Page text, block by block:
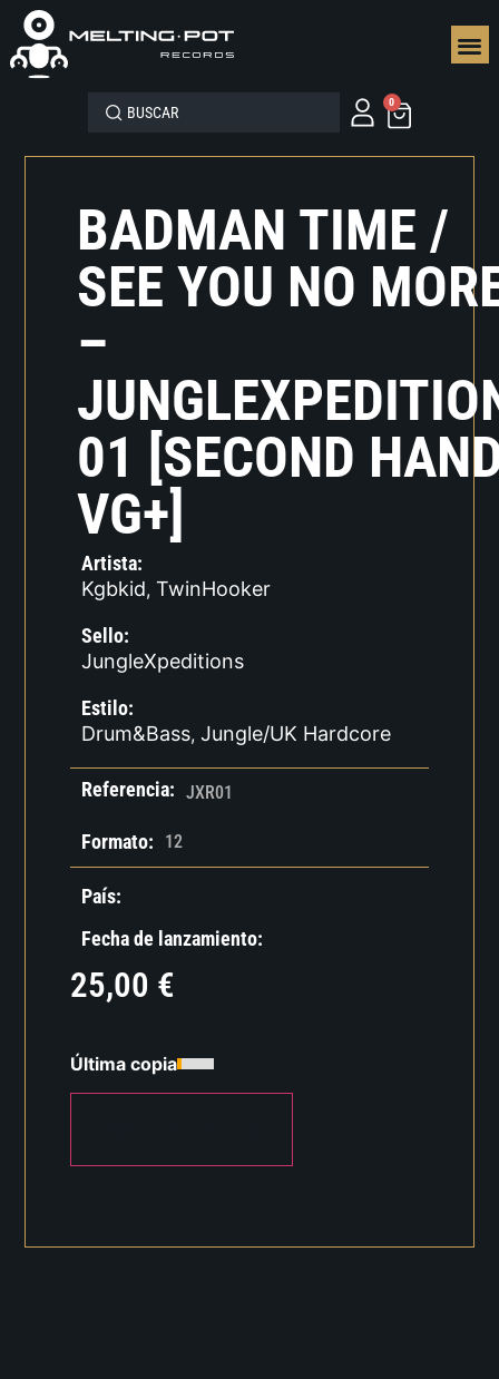
0
BADMAN TIME /
SEE YOU NO
–
01 [SECOND
VG+]
Artista:
Kgbkid, TwinHooker
Sello:
JungleXpeditions
Estilo:
Drum&Bass, Jungle/UK Hardcore
Referencia: JXR01
Formato: 12
País:
Fecha de lanzamiento:
25,00 €
Última copia